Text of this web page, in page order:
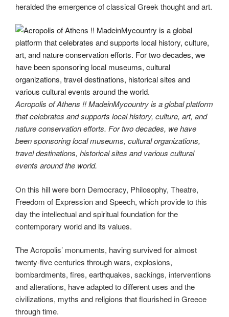
heralded the emergence of classical Greek thought and art.
Acropolis of Athens !! MadeinMycountry is a global platform
that celebrates and supports local history, culture, art, and
nature conservation efforts. For two decades, we have
been sponsoring local museums, cultural organizations,
travel destinations, historical sites and various cultural
events around the world.
On this hill were born Democracy, Philosophy, Theatre,
Freedom of Expression and Speech, which provide to this
day the intellectual and spiritual foundation for the
contemporary world and its values.
The Acropolis’ monuments, having survived for almost
twenty-five centuries through wars, explosions,
bombardments, fires, earthquakes, sackings, interventions
and alterations, have adapted to different uses and the
civilizations, myths and religions that flourished in Greece
through time.